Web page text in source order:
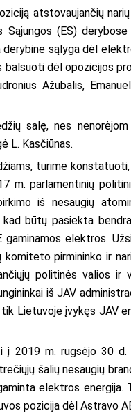
atstovaujančių
Sąjungos (ES)
sąlyga dėl
balsuoti dėl opozicijos
Ažubalis,
salę, nes
L. Kasčiūnas.
turime
m. parlamentinių
iš nesaugių
būtų pasiekta
elektros.
komiteto pirmininko ir
politinės valios ir
iš JAV
tik Lietuvoje įvykęs JAV
į 2019 m. rugsėjo 30
šalių nesaugių
elektros energija.
pozicija dėl Astravo